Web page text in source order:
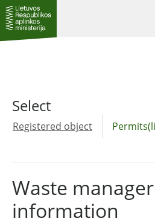
Select
Registered object
Waste manager
information